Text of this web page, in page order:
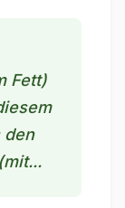
Fett)
den